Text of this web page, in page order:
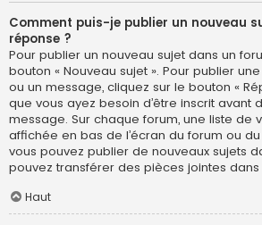
Comment puis-je publier un nouveau
réponse ?
Pour publier un nouveau sujet dans un
bouton « Nouveau sujet ». Pour publier
ou un message, cliquez sur le bouton «
que vous ayez besoin d’être inscrit avant
message. Sur chaque forum, une liste de
affichée en bas de l’écran du forum ou
vous pouvez publier de nouveaux sujets
pouvez transférer des pièces jointes dans
Haut